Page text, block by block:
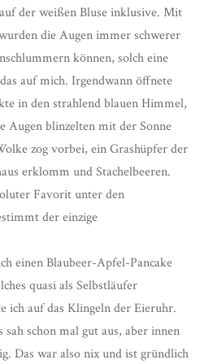
der weißen Bluse inklusive. Mit
die Augen immer schwerer
können, solch eine
auf mich. Irgendwann öffnete
in den strahlend blauen Himmel,
Augen blinzelten mit der Sonne
zog vorbei, ein Grashüpfer der
erklomm und Stachelbeeren.
Favorit unter den
der einzige
einen Blaubeer-Apfel-Pancake
quasi als Selbstläufer
ich auf das Klingeln der Eieruhr.
sah schon mal gut aus, aber innen
Das war also nix und ist gründlich